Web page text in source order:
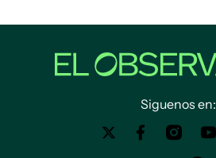
Siguenos en: